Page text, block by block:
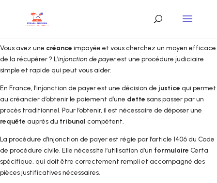
Vous avez une créance impayée et vous cherchez un moyen efficace
de la récupérer ? L’injonction de payerest une procédure judiciaire
simple et rapide qui peut vous aider.
En France, l’injonction de payer est une décision de justice qui permet
au créancier d’obtenir le paiement d’une dette sans passer par un
procès traditionnel. Pour l’obtenir, il est nécessaire de déposer une
requête auprès du tribunal compétent.
La procédure d’injonction de payer est régie par l’article 1406 du Code
de procédure civile. Elle nécessite l’utilisation d’un formulaire Cerfa
spécifique, qui doit être correctement rempli et accompagné des
pièces justificatives nécessaires.